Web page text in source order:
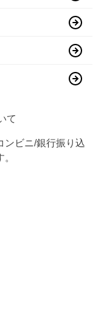
て
ンビニ/銀行振り込